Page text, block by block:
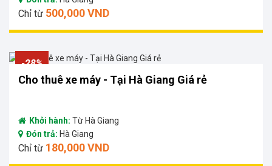
Chỉ từ 500,000 VND
-28%
Cho thuê xe máy - Tại Hà Giang Giá rẻ
Khởi hành: Từ Hà Giang
Đón trả: Hà Giang
Chỉ từ 180,000 VND